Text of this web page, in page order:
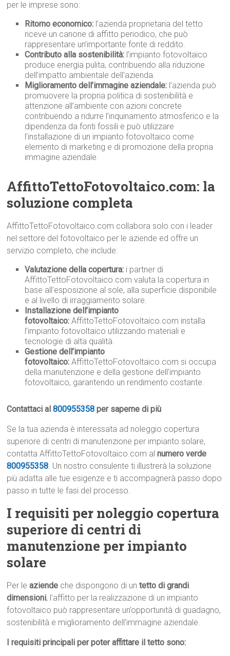
per le imprese sono:
Ritorno economico: l’azienda proprietaria del tetto
riceve un canone di affitto periodico, che può
rappresentare un’importante fonte di reddito.
Contributo alla sostenibilità: l’impianto fotovoltaico
produce energia pulita, contribuendo alla riduzione
dell’impatto ambientale dell’azienda.
Miglioramento dell’immagine aziendale: l’azienda può
promuovere la propria politica di sostenibilità e
attenzione all’ambiente con azioni concrete
contribuendo a ridurre l’inquinamento atmosferico e la
dipendenza da fonti fossili e può utilizzare
l’installazione di un impianto fotovoltaico come
elemento di marketing e di promozione della propria
immagine aziendale.
AffittoTettoFotovoltaico.com: la
soluzione completa
AffittoTettoFotovoltaico.com collabora solo con i leader
nel settore del fotovoltaico per le aziende ed offre un
servizio completo, che include:
Valutazione della copertura: i partner di
AffittoTettoFotovoltaico.com valuta la copertura in
base all’esposizione al sole, alla superficie disponibile
e al livello di irraggiamento solare.
Installazione dell’impianto
fotovoltaico: AffittoTettoFotovoltaico.com installa
l’impianto fotovoltaico utilizzando materiali e
tecnologie di alta qualità.
Gestione dell’impianto
fotovoltaico: AffittoTettoFotovoltaico.com si occupa
della manutenzione e della gestione dell’impianto
fotovoltaico, garantendo un rendimento costante.
Contattaci al800955358 per saperne di più
Se la tua azienda è interessata ad noleggio copertura
superiore di centri di manutenzione per impianto solare,
contatta AffittoTettoFotovoltaico.com alnumero verde
800955358. Un nostro consulente ti illustrerà la soluzione
più adatta alle tue esigenze e ti accompagnerà passo dopo
passo in tutte le fasi del processo.
I requisiti per noleggio copertura
superiore di centri di
manutenzione per impianto
solare
Per leaziende che dispongono di untetto di grandi
dimensioni, l’affitto per la realizzazione di un impianto
fotovoltaico può rappresentare un’opportunità di guadagno,
sostenibilità e miglioramento dell’immagine aziendale.
I requisiti principali per poter affittare il tetto sono: